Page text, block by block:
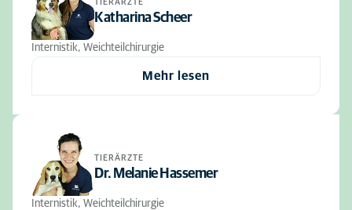
Katharina Scheer
Internistik, Weichteilchirurgie
Mehr lesen
TIERÄRZTE
Dr. Melanie Hassemer
Internistik, Weichteilchirurgie